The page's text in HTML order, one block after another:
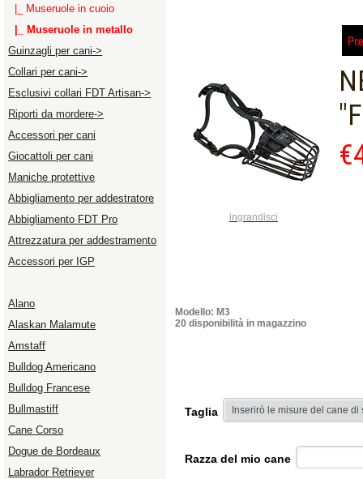
|_ Museruole in cuoio
|_ Museruole in metallo
Guinzagli per cani->
Collari per cani->
Esclusivi collari FDT Artisan->
Riporti da mordere->
Accessori per cani
Giocattoli per cani
Maniche protettive
Abbigliamento per addestratore
Abbigliamento FDT Pro
Attrezzatura per addestramento
Accessori per IGP
Alano
Alaskan Malamute
Amstaff
Bulldog Americano
Bulldog Francese
Bullmastiff
Cane Corso
Dogue de Bordeaux
Labrador Retriever
ingrandisci
Modello: M3
20 disponibilità in magazzino
Taglia
Razza del mio cane